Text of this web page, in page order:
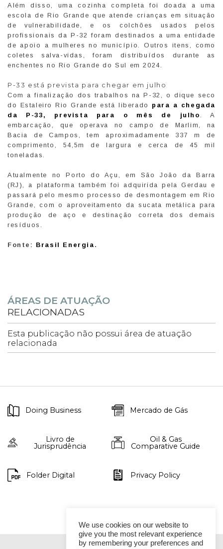
Além disso, uma cozinha completa foi doada a uma
escola de Rio Grande que atende crianças em situação
de vulnerabilidade, e os colchões usados pelos
profissionais da P-32 foram destinados a uma entidade
de apoio a mulheres no município. Outros itens, como
coletes salva-vidas, foram distribuídos durante as
enchentes no Rio Grande do Sul em 2024.
P-33 está prevista para chegar em julho
Com a finalização dos trabalhos na P-32, o dique seco
do Estaleiro Rio Grande está liberado para a chegada
da P-33, prevista para o mês de julho
. A
embarcação, que operava no campo de Marlim, na
Bacia de Campos, tem aproximadamente 337 m de
comprimento, 54,5m de largura e cerca de 45 mil
toneladas.
Atualmente no Porto do Açu, em São João da Barra
(RJ), a plataforma também foi adquirida pela Gerdau e
passará pelo mesmo processo de desmontagem em Rio
Grande, com o aproveitamento da sucata metálica para
produção de aço e destinação correta dos demais
resíduos.
Fonte: Brasil Energia .
ÁREAS DE ATUAÇÃO
RELACIONADAS
Esta publicação não possui área de atuação
relacionada
Doing Business Mercado de Gás
Livro de
Jurisprudência
Oil & Gas
Comparative Guide
Folder Digital Privacy Policy
We use cookies on our website to
give you the most relevant experience
by remembering your preferences and